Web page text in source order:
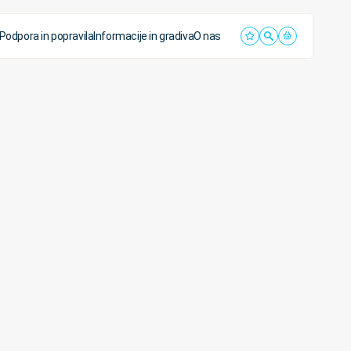
Podpora in popravilaInformacije in gradivaO nas